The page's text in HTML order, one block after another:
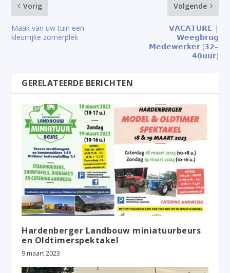
Vorig
Maak van uw tuin een
kleurrijke zomerplek
Volgende
𝗩𝗔𝗖𝗔𝗧𝗨𝗥𝗘 |
𝗪𝗲𝗲𝗴𝗯𝗿𝘂𝗴
𝗠𝗲𝗱𝗲𝘄𝗲𝗿𝗸𝗲𝗿 (𝟯𝟮–
𝟰𝟬𝘂𝘂𝗿)
GERELATEERDE BERICHTEN
Hardenberger Landbouw miniatuurbeurs
en Oldtimerspektakel
9 maart 2023